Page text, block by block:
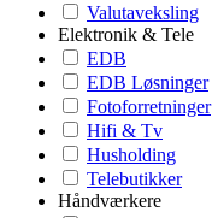
Valutaveksling
Elektronik & Tele
EDB
EDB Løsninger
Fotoforretninger
Hifi & Tv
Husholding
Telebutikker
Håndværkere